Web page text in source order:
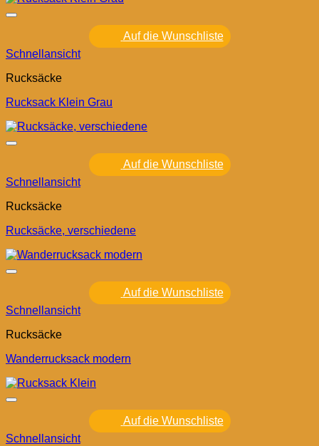
Auf die Wunschliste
Schnellansicht
Rucksäcke
Rucksack Klein Grau
Auf die Wunschliste
Schnellansicht
Rucksäcke
Rucksäcke, verschiedene
Auf die Wunschliste
Schnellansicht
Rucksäcke
Wanderrucksack modern
Auf die Wunschliste
Schnellansicht